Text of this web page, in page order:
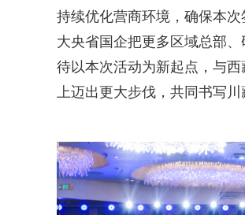
持续优化营商环境，确保本
大央省国企把更多区域总部
待以本次活动为新起点，与
上迈出更大步伐，共同书写川